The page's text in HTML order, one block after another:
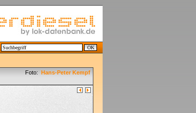
Foto: Hans-Peter Kempf